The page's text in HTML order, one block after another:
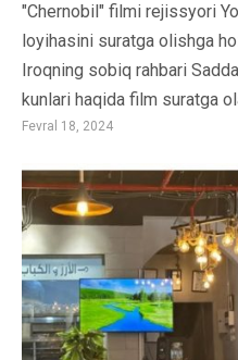
"Chernobil" filmi rejissyori
loyihasini suratga olishga
Iroqning sobiq rahbari
kunlari haqida film suratga
Fevral 18, 2024